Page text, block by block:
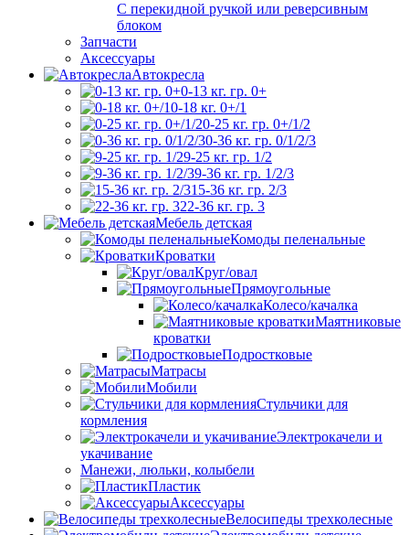
С перекидной ручкой или реверсивным
блоком
Запчасти
Аксессуары
Автокресла
0-13 кг. гр. 0+
0-18 кг. 0+/1
0-25 кг. гр. 0+/1/2
0-36 кг. гр. 0/1/2/3
9-25 кг. гр. 1/2
9-36 кг. гр. 1/2/3
15-36 кг. гр. 2/3
22-36 кг. гр. 3
Мебель детская
Комоды пеленальные
Кроватки
Круг/овал
Прямоугольные
Колесо/качалка
Маятниковые
кроватки
Подростковые
Матрасы
Мобили
Стульчики для
кормления
Электрокачели и
укачивание
Манежи, люльки, колыбели
Пластик
Аксессуары
Велосипеды трехколесные